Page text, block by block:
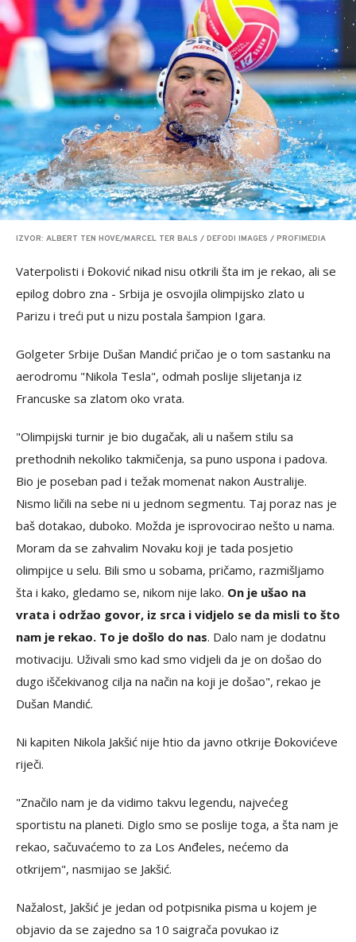
IZVOR: ALBERT TEN HOVE/MARCEL TER BALS / DEFODI IMAGES / PROFIMEDIA
Vaterpolisti i Đoković nikad nisu otkrili šta im je rekao, ali se
epilog dobro zna - Srbija je osvojila olimpijsko zlato u
Parizu i treći put u nizu postala šampion Igara.
Golgeter Srbije Dušan Mandić pričao je o tom sastanku na
aerodromu "Nikola Tesla", odmah poslije slijetanja iz
Francuske sa zlatom oko vrata.
"Olimpijski turnir je bio dugačak, ali u našem stilu sa
prethodnih nekoliko takmičenja, sa puno uspona i padova.
Bio je poseban pad i težak momenat nakon Australije.
Nismo ličili na sebe ni u jednom segmentu. Taj poraz nas je
baš dotakao, duboko. Možda je isprovocirao nešto u nama.
Moram da se zahvalim Novaku koji je tada posjetio
olimpijce u selu. Bili smo u sobama, pričamo, razmišljamo
šta i kako, gledamo se, nikom nije lako. On je ušao na
vrata i održao govor, iz srca i vidjelo se da misli to što
nam je rekao. To je došlo do nas. Dalo nam je dodatnu
motivaciju. Uživali smo kad smo vidjeli da je on došao do
dugo iščekivanog cilja na način na koji je došao", rekao je
Dušan Mandić.
Ni kapiten Nikola Jakšić nije htio da javno otkrije Đokovićeve
riječi.
"Značilo nam je da vidimo takvu legendu, najvećeg
sportistu na planeti. Diglo smo se poslije toga, a šta nam je
rekao, sačuvaćemo to za Los Anđeles, nećemo da
otkrijem", nasmijao se Jakšić.
Nažalost, Jakšić je jedan od potpisnika pisma u kojem je
objavio da se zajedno sa 10 saigrača povukao iz